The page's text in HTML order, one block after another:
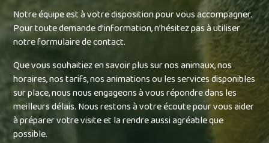
Notre équipe est à votre disposition pour vous accompagner.
Pour toute demande d’information, n’hésitez pas à utiliser
notre formulaire de contact.
Que vous souhaitiez en savoir plus sur nos animaux, nos
horaires, nos tarifs, nos animations ou les services disponibles
sur place, nous nous engageons à vous répondre dans les
meilleurs délais. Nous restons à votre écoute pour vous aider
à préparer votre visite et la rendre aussi agréable que
possible.